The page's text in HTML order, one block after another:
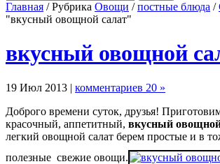
Главная / Рубрика Овощи /постные блюда /
"вкусный овощной салат"
вкусный овощной
19 Июл 2013 | комментариев 20 »
Доброго времени суток, друзья!
красочный, аппетитный, вкусный
легкий овощной салат берем простые и в
полезные свежие овощи.